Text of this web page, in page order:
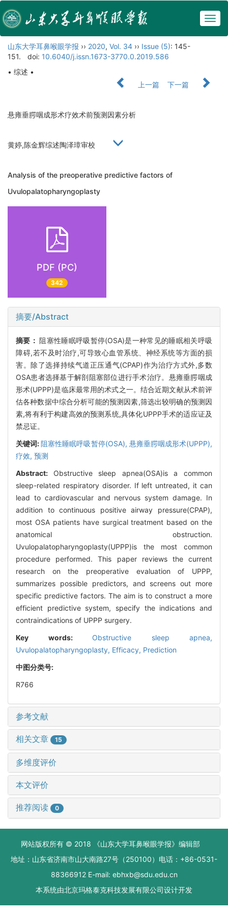
山东大学耳鼻喉眼学报 ›› 2020, Vol. 34 ›› Issue (5): 145-
151.
doi: 10.6040/j.issn.1673-3770.0.2019.586
• 综述 •
上一篇
下一篇
悬雍垂腭咽成形术疗效术前预测因素分析
黄婷,陈金辉综述陶泽璋审校
Analysis of the preoperative predictive factors of
Uvulopalatopharyngoplasty
PDF (PC)
342
摘要/Abstract
摘要：阻塞性睡眠呼吸暂停(OSA)是一种常见的睡眠相关呼吸
障碍,若不及时治疗,可导致心血管系统、神经系统等方面的损
害。除了选择持续气道正压通气(CPAP)作为治疗方式外,多数
OSA患者选择基于解剖阻塞部位进行手术治疗。悬雍垂腭咽成
形术(UPPP)是临床最常用的术式之一。结合近期文献从术前评
估各种数据中综合分析可能的预测因素,筛选出较明确的预测因
素,将有利于构建高效的预测系统,具体化UPPP手术的适应证及
禁忌证。
关键词:阻塞性睡眠呼吸暂停(OSA), 悬雍垂腭咽成形术(UPPP),
疗效, 预测
Abstract: Obstructive sleep apnea(OSA)is a common
sleep-related respiratory disorder. If left untreated, it can
lead to cardiovascular and nervous system damage. In
addition to continuous positive airway pressure(CPAP),
most OSA patients have surgical treatment based on the
anatomical obstruction.
Uvulopalatopharyngoplasty(UPPP)is the most common
procedure performed. This paper reviews the current
research on the preoperative evaluation of UPPP,
summarizes possible predictors, and screens out more
specific predictive factors. The aim is to construct a more
efficient predictive system, specify the indications and
contraindications of UPPP surgery.
Key words: Obstructive sleep apnea,
Uvulopalatopharyngoplasty, Efficacy, Prediction
中图分类号:
R766
参考文献
相关文章 15
多维度评价
本文评价
推荐阅读 0
网站版权所有 © 2018 《山东大学耳鼻喉眼学报》编辑部
地址：山东省济南市山大南路27号（250100）电话：+86-0531-
88366912 E-mail: ebhxb@sdu.edu.cn
本系统由北京玛格泰克科技发展有限公司设计开发